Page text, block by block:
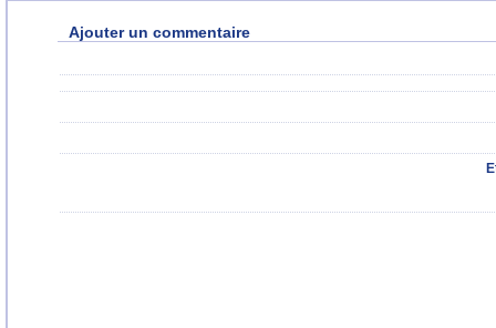
Ajouter un commentaire